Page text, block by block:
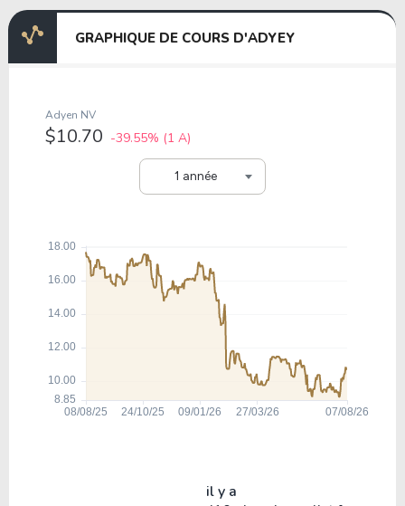
GRAPHIQUE DE COURS D'ADYEY
1 année
Adyen NV
$10.70 -39.55% (1 A)
il y a